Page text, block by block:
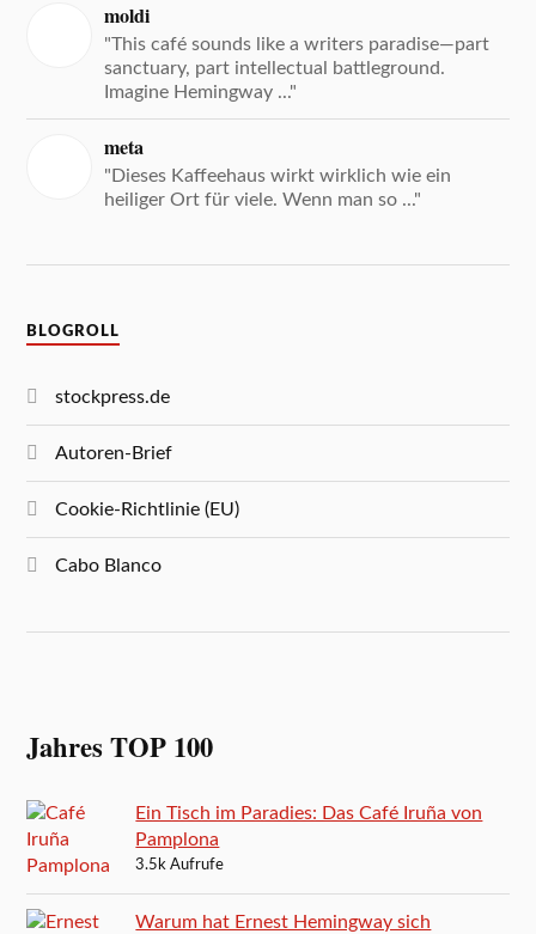
moldi
"This café sounds like a writers paradise—part
sanctuary, part intellectual battleground.
Imagine Hemingway ..."
meta
"Dieses Kaffeehaus wirkt wirklich wie ein
heiliger Ort für viele. Wenn man so ..."
BLOGROLL
stockpress.de
Autoren-Brief
Cookie-Richtlinie (EU)
Cabo Blanco
Jahres TOP 100
Ein Tisch im Paradies: Das Café Iruña von
Pamplona
3.5k Aufrufe
Warum hat Ernest Hemingway sich